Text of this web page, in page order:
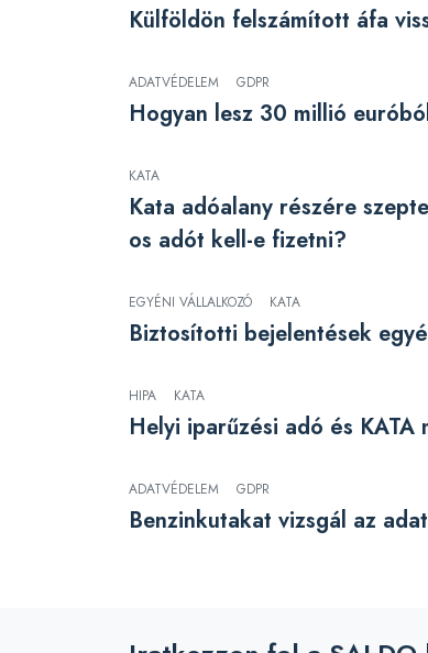
Külföldön felszámított áfa
ADATVÉDELEM GDPR
Hogyan lesz 30 millió
KATA
Kata adóalany részére
os adót kell-e fizetni?
EGYÉNI VÁLLALKOZÓ KATA
Biztosítotti bejelentések
HIPA KATA
Helyi iparűzési adó és KATA
ADATVÉDELEM GDPR
Benzinkutakat vizsgál az